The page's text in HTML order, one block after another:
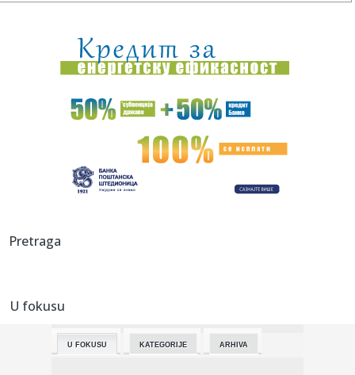
23:52:Kineski automobili osvajaju Italiju – svako osmo novo
vozilo st...
23:52:NBA SVET U ŠOKU: Milvoki spreman da pusti Janisa,
sprema se trej...
Srpski bokseri spremni za "Beogradskog pobednika"
23:48:Ove navike uništavaju bubrege i bešiku
stubovima
23:40:
23:40:
Američka podmornica sa balističkim raketama u luci
Pretraga
U fokusu
U FOKUSU KATEGORIJE ARHIVA